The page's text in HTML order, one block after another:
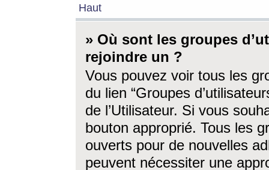
Haut
» Où sont les groupes
rejoindre un ?
Vous pouvez voir tous les
du lien “Groupes
de l’Utilisateur. Si vous
bouton approprié. Tous les
ouverts pour de nouvelles
peuvent nécessiter une